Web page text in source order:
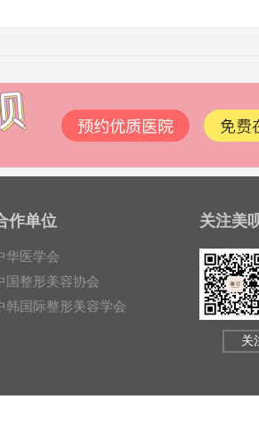
作单位
华医学会
国整形美容协会
韩国际整形美容学会
关注美
关